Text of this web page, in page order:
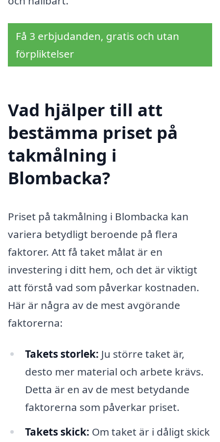
Få 3 erbjudanden, gratis och utan
förpliktelser
Vad hjälper till att
bestämma priset på
takmålning i
Blombacka?
Priset på takmålning i Blombacka kan
variera betydligt beroende på flera
faktorer. Att få taket målat är en
investering i ditt hem, och det är viktigt
att förstå vad som påverkar kostnaden.
Här är några av de mest avgörande
faktorerna:
Takets storlek: Ju större taket är,
desto mer material och arbete krävs.
Detta är en av de mest betydande
faktorerna som påverkar priset.
Takets skick: Om taket är i dåligt skick